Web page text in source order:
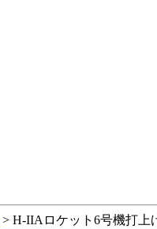
> H-IIAロケット6号機打上